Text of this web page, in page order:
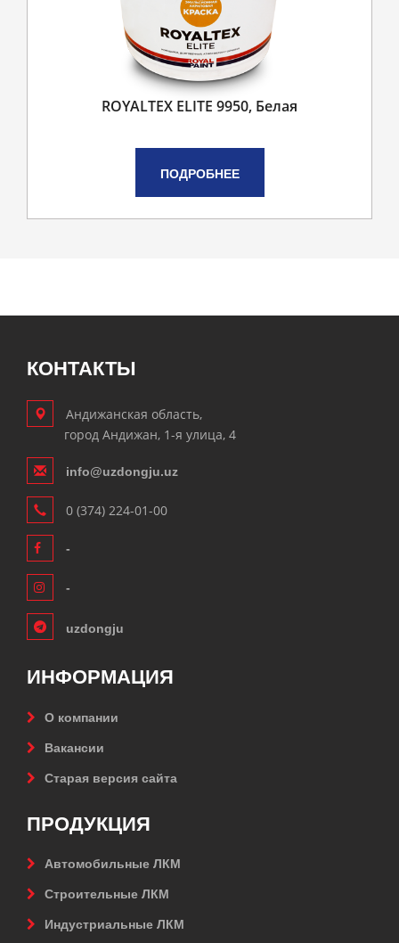
ROYALTEX ELITE 9950, Белая
ПОДРОБНЕЕ
КОНТАКТЫ
Андижанская область,
город Андижан, 1-я улица, 4
info@uzdongju.uz
0 (374) 224-01-00
-
-
uzdongju
ИНФОРМАЦИЯ
О компании
Вакансии
Старая версия сайта
ПРОДУКЦИЯ
Автомобильные ЛКМ
Строительные ЛКМ
Индустриальные ЛКМ